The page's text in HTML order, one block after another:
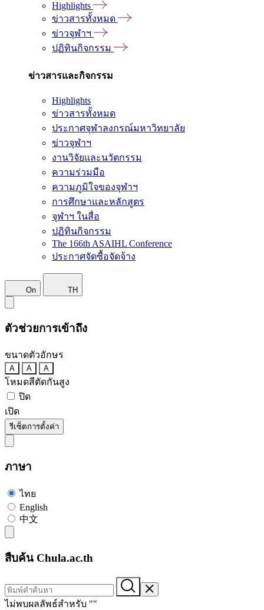
Highlights
ข่าวสารทั้งหมด
ข่าวจุฬาฯ
ปฏิทินกิจกรรม
ข่าวสารและกิจกรรม
Highlights
ข่าวสารทั้งหมด
ประกาศจุฬาลงกรณ์มหาวิทยาลัย
ข่าวจุฬาฯ
งานวิจัยและนวัตกรรม
ความร่วมมือ
ความภูมิใจของจุฬาฯ
การศึกษาและหลักสูตร
จุฬาฯ ในสื่อ
ปฏิทินกิจกรรม
The 166th ASAIHL Conference
ประกาศจัดซื้อจัดจ้าง
On TH
ตัวช่วยการเข้าถึง
ขนาดตัวอักษร
A A A
โหมดสีตัดกันสูง
ปิด
เปิด
รีเซ็ตการตั้งค่า
ภาษา
ไทย
English
中文
สืบค้น Chula.ac.th
ไม่พบผลลัพธ์สำหรับ ""